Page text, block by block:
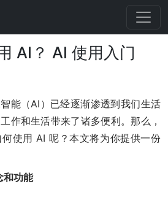
AI？ AI 使用入门
能（AI）已经逐渐渗透到我们生活
作和生活带来了诸多便利。那么，
使用 AI 呢？本文将为你提供一份
和功能